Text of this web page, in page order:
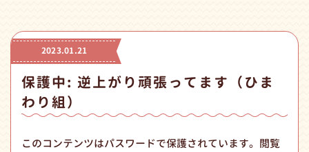
2023.01.21
保護中: 逆上がり頑張ってます（ひま
わり組）
このコンテンツはパスワードで保護されています。閲覧